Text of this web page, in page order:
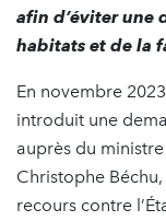
afin d’éviter une
habitats et de la
En novembre
introduit une
auprès du
Christophe
recours contre